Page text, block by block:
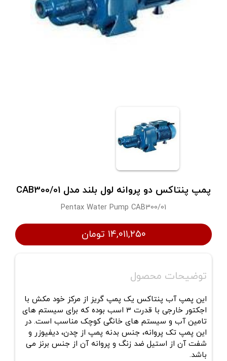
پمپ پنتاکس دو پروانه لول بلند مدل CAB300/01
Pentax Water Pump CAB300/01
۱۴,۰۱۱,۲۵۰ تومان
توضیحات محصول
این پمپ آب پنتاکس یک پمپ گریز از مرکز خود مکش با
اجکتور خارجی با قدرت 3 اسب بوده که برای سیستم های
تامین آب و سیستم های خانگی کوچک مناسب است. در
این پمپ تک پروانه، جنس بدنه پمپ از چدن، دیفیوزر و
شفت آن از استیل ضد زنگ و پروانه‌ آن از جنس برنز می
باشد.